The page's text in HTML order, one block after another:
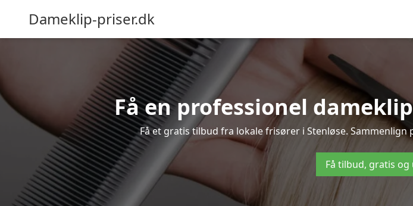
Dameklip-priser.dk
Få en professionel
Få et gratis tilbud fra lokale frisører i Stenløse.
Få tilbud, gratis